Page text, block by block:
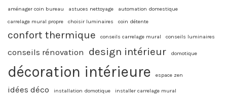
aménager coin bureau astuces nettoyage
automation domestique
carrelage mural propre
choisir luminaires coin détente
confort thermique conseils carrelage mural conseils luminaires
conseils rénovation design intérieur domotique
décoration intérieure espace zen
idées déco installation domotique installer carrelage mural